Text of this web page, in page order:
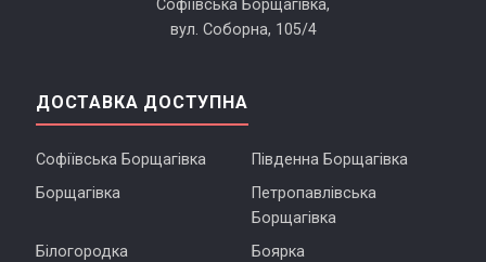
Софіївська Борщагівка,
вул. Соборна, 105/4
ДОСТАВКА ДОСТУПНА
Софіївська Борщагівка
Південна Борщагівка
Борщагівка
Петропавлівська
Борщагівка
Білогородка
Боярка